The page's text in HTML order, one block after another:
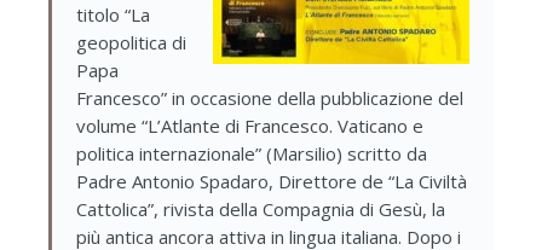
titolo “La
geopolitica di
Papa
Francesco” in occasione della pubblicazione del
volume “L’Atlante di Francesco. Vaticano e
politica internazionale” (Marsilio) scritto da
Padre Antonio Spadaro, Direttore de “La Civiltà
Cattolica”, rivista della Compagnia di Gesù, la
più antica ancora attiva in lingua italiana. Dopo i